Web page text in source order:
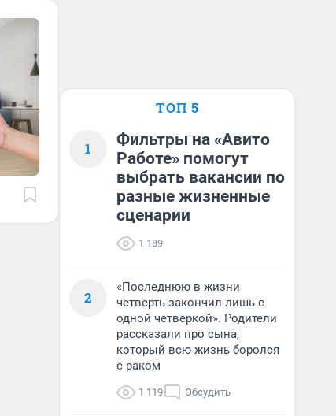
ТОП 5
1
Фильтры на «Авито
Работе» помогут
выбрать вакансии по
разные жизненные
сценарии
1 189
2
«Последнюю в жизни
четверть закончил лишь с
одной четверкой». Родители
рассказали про сына,
который всю жизнь боролся
с раком
1 119 Обсудить